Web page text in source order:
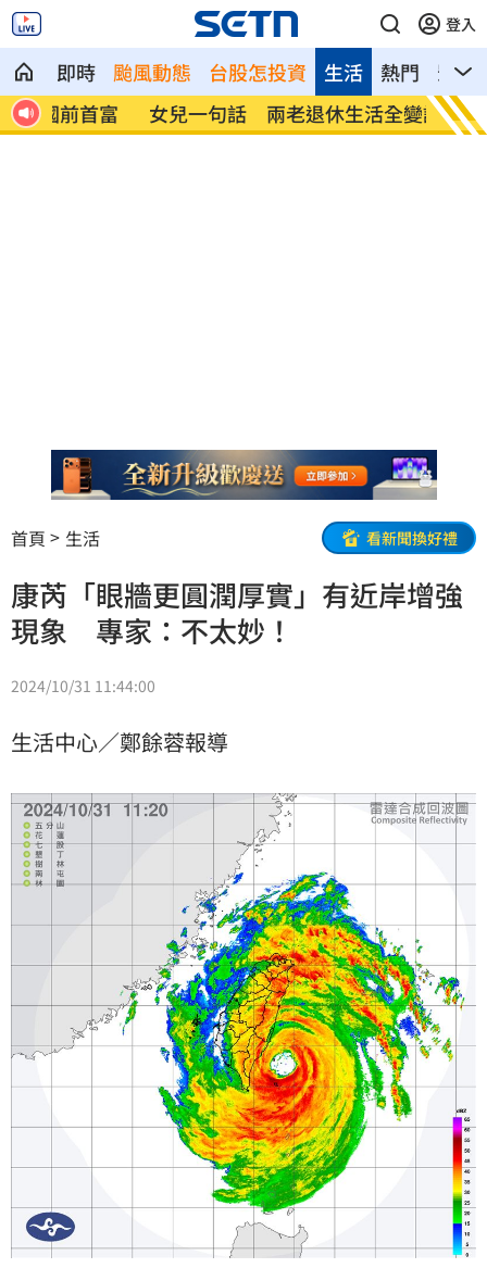
登入
即時 颱風動態 台股怎投資 熱門 影音
生活
女兒一句話 兩老退休生活全變調
記憶
襲
首頁 生活 看新聞換好禮
康芮「眼牆更圓潤厚實」有近岸增強
現象 專家：不太妙！
2024/10/31 11:44:00
生活中心／鄭餘蓉報導